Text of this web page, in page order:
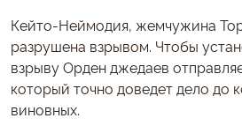
Кейто-Неймодия, жемчужина
разрушена взрывом. Чтобы
взрыву Орден джедаев
который точно доведет дело до
виновных.